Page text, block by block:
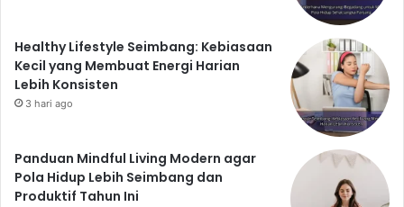
Healthy Lifestyle Seimbang: Kebiasaan
Kecil yang Membuat Energi Harian
Lebih Konsisten
3 hari ago
Panduan Mindful Living Modern agar
Pola Hidup Lebih Seimbang dan
Produktif Tahun Ini